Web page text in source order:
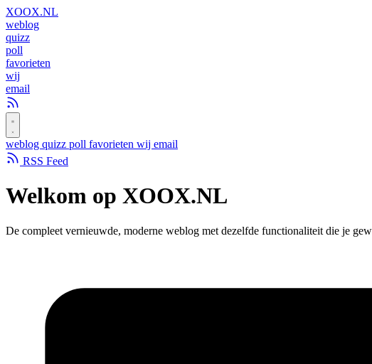
XOOX.NL
weblog
quizz
poll
favorieten
wij
email
weblog quizz poll favorieten wij email
RSS Feed
Welkom op XOOX.NL
De compleet vernieuwde, moderne weblog met dezelfde functionaliteit die je